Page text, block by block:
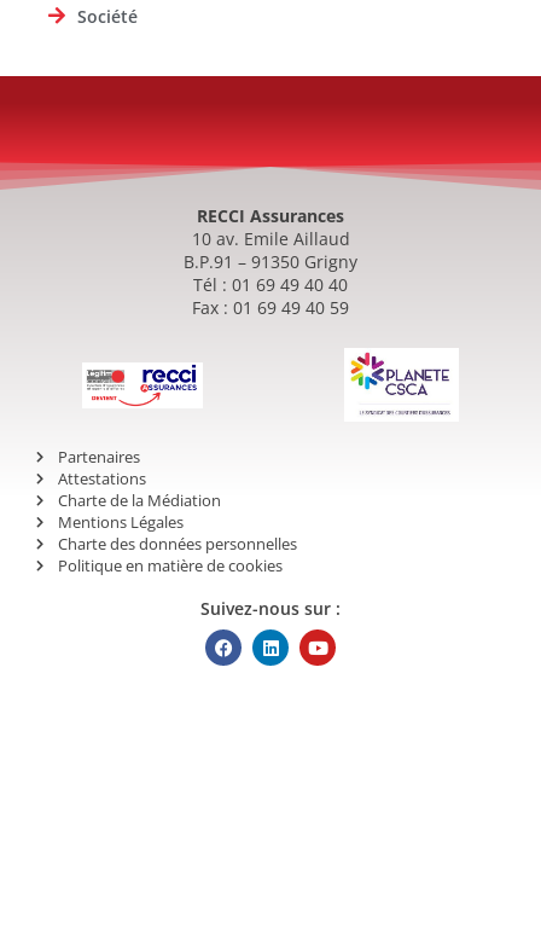
Société
RECCI Assurances
10 av. Emile Aillaud
B.P.91 – 91350 Grigny
Tél : 01 69 49 40 40
Fax : 01 69 49 40 59
Partenaires
Attestations
Charte de la Médiation
Mentions Légales
Charte des données personnelles
Politique en matière de cookies
Suivez-nous sur :